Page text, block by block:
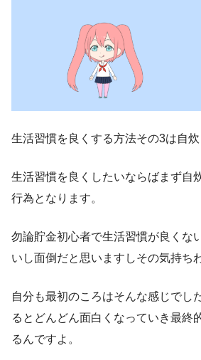
生活習慣を良くする方法その3は自炊
生活習慣を良くしたいならばまず自
行為となります。
勿論貯金初心者で生活習慣が良くな
いし面倒だと思いますしその気持ち
自分も最初のころはそんな感じでし
るとどんどん面白くなっていき最終
るんですよ。